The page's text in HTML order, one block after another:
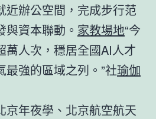
近辦公空間，完成步行范
資本聯動。 家教場地“今
萬人次，穩居全國AI人才
強的區域之列。”社瑜伽
京年夜學、北京航空航天